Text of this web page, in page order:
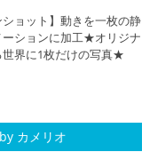
ショット】動きを一枚の静
ーションに加工★オリジナ
世界に1枚だけの写真★
カメリオ